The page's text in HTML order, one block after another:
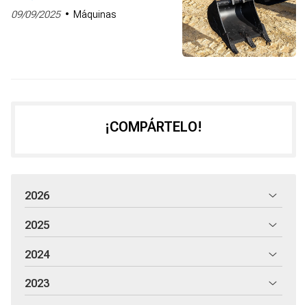
09/09/2025 Máquinas
¡COMPÁRTELO!
2026
2025
2024
2023